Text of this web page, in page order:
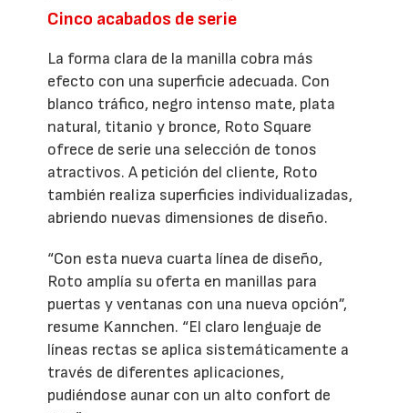
Cinco acabados de serie
La forma clara de la manilla cobra más
efecto con una superficie adecuada. Con
blanco tráfico, negro intenso mate, plata
natural, titanio y bronce, Roto Square
ofrece de serie una selección de tonos
atractivos. A petición del cliente, Roto
también realiza superficies individualizadas,
abriendo nuevas dimensiones de diseño.
“Con esta nueva cuarta línea de diseño,
Roto amplía su oferta en manillas para
puertas y ventanas con una nueva opción”,
resume Kannchen. “El claro lenguaje de
líneas rectas se aplica sistemáticamente a
través de diferentes aplicaciones,
pudiéndose aunar con un alto confort de